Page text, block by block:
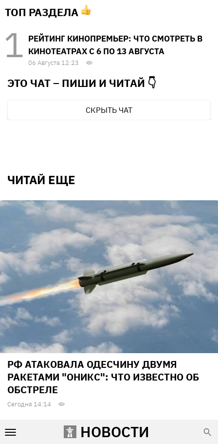
НОВОСТИ
ТОП РАЗДЕЛА
РЕЙТИНГ КИНОПРЕМЬЕР: ЧТО СМОТРЕТЬ В
КИНОТЕАТРАХ С 6 ПО 13 АВГУСТА
06 Августа 12:23
ЭТО ЧАТ – ПИШИ И ЧИТАЙ 👇
СКРЫТЬ ЧАТ
ЧИТАЙ ЕЩЕ
РФ АТАКОВАЛА ОДЕСЧИНУ ДВУМЯ
РАКЕТАМИ "ОНИКС": ЧТО ИЗВЕСТНО ОБ
ОБСТРЕЛЕ
Сегодня 14:14